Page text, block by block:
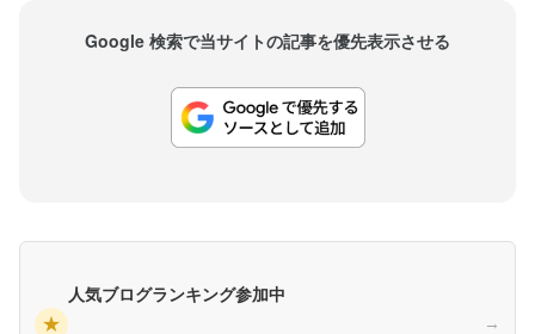
Google 検索で当サイトの記事を優先表示させる
★
人気ブログランキング参加中
→